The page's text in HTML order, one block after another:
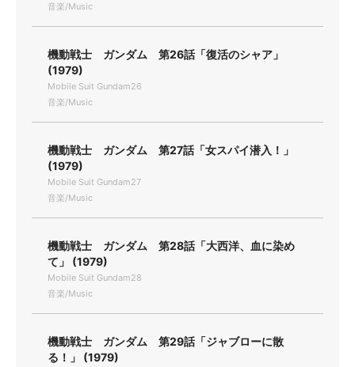
音楽/Music
機動戦士 ガンダム 第26話「復活のシャア」
(1979)
Mobile Suit Gundam26
音楽/Music
機動戦士 ガンダム 第27話「女スパイ潜入！」
(1979)
Mobile Suit Gundam27
音楽/Music
機動戦士 ガンダム 第28話「大西洋、血に染め
て」 (1979)
Mobile Suit Gundam28
音楽/Music
機動戦士 ガンダム 第29話「ジャブローに散
る！」 (1979)